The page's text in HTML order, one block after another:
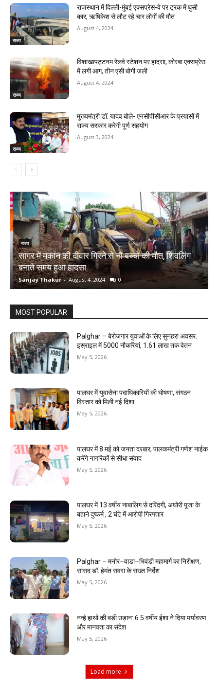
राज्य
राजस्‍थान में दिल्ली-मुंबई एक्सप्रेस-वे पर ट्रक में घुसी
कार, ऋषिकेश से लौट रहे चार लोगों की मौत
August 4, 2024
राज्य
विशाखापट्टनम रेलवे स्टेशन पर हादसा, कोरबा एक्सप्रेस
में लगी आग, तीन एसी बोगी जली
August 4, 2024
राज्य
मुख्यमंत्री डॉ. यादव बोले- एनसीपीसीआर के प्रयासों में
राज्य सरकार करेगी पूर्ण सहयोग
August 3, 2024
राज्य
सागर में मकान की दीवार गिरने से नौ बच्चों की मौत, शिवलिंग
बनाते समय हुआ हादसा
Sanjay Thakur - August 4, 2024 0
MOST POPULAR
Palghar – बेरोजगार युवाओं के लिए सुनहरा अवसर:
इस्राइल में 5000 नौकरियां, ₹1.61 लाख तक वेतन
May 5, 2026
पालघर में युवासेना पदाधिकारियों की घोषणा, संगठन
विस्तार को मिली नई दिशा
May 5, 2026
पालघर में 8 मई को जनता दरबार, पालकमंत्री गणेश नाईक
करेंगे नागरिकों से सीधा संवाद
May 5, 2026
पालघर में 13 वर्षीय नाबालिग से दरिंदगी, अघोरी पूजा के
बहाने दुष्कर्म , 2 घंटे में आरोपी गिरफ्तार
May 5, 2026
Palghar – मनोर–वाडा–भिवंडी महामार्ग का निरीक्षण,
सांसद डॉ. हेमंत सवरा के सख्त निर्देश
May 5, 2026
नन्हे हाथों की बड़ी उड़ान: 6.5 वर्षीय ईशा ने दिया पर्यावरण
और मानवता का संदेश
May 5, 2026
Load more